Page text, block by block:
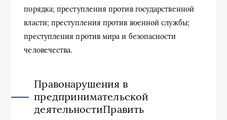
порядка; преступления против государственной
власти; преступления против военной службы;
преступления против мира и безопасности
человечества.
Правонарушения в
предпринимательской
деятельностиПравить